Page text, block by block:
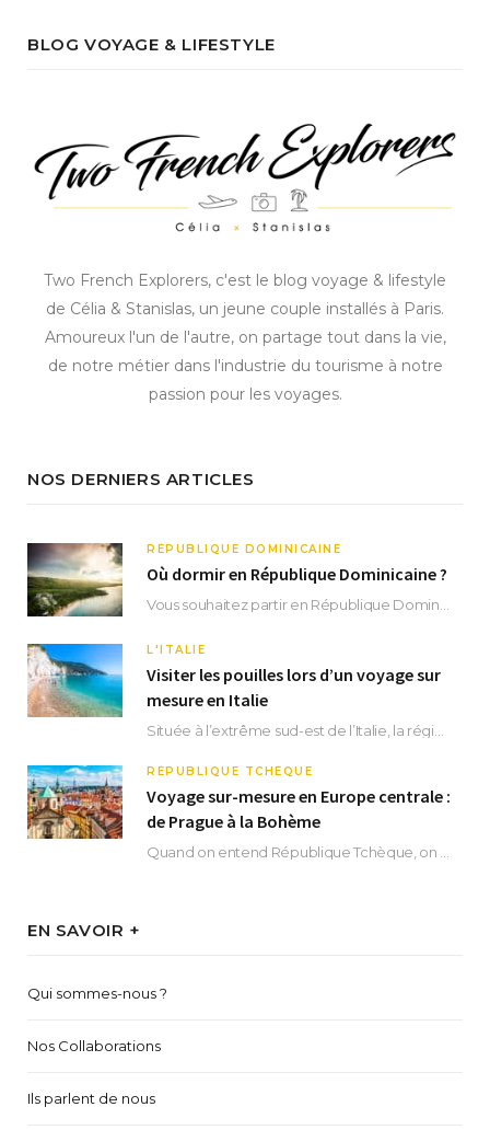
BLOG VOYAGE & LIFESTYLE
Two French Explorers, c'est le blog voyage & lifestyle
de Célia & Stanislas, un jeune couple installés à Paris.
Amoureux l'un de l'autre, on partage tout dans la vie,
de notre métier dans l'industrie du tourisme à notre
passion pour les voyages.
NOS DERNIERS ARTICLES
RÉPUBLIQUE DOMINICAINE
Où dormir en République Dominicaine ?
Vous souhaitez partir en République Dominicaine et vous ne savez pas où dormir ? Située aux…
L'ITALIE
Visiter les pouilles lors d’un voyage sur
mesure en Italie
Située à l’extrême sud-est de l’Italie, la région des Pouilles promet un séjour fascinant, à…
RÉPUBLIQUE TCHÈQUE
Voyage sur-mesure en Europe centrale :
de Prague à la Bohème
Quand on entend République Tchèque, on pense immédiatement à sa capitale Prague. Si cette superbe…
EN SAVOIR +
Qui sommes-nous ?
Nos Collaborations
Ils parlent de nous